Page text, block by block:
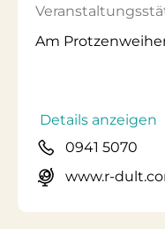
Am
Details anzeigen
0941 5070
www.r-